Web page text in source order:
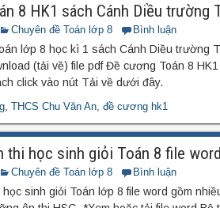
8 HK1 sách Cánh Diều trường
Chuyên đề Toán lớp 8 Bình luận
lớp 8 học kì 1 sách Cánh Diều trường
(tải về) file pdf Đề cương Toán 8
click vào nút Tải về dưới đây.
, THCS Chu Văn An, đề cương hk1
thi học sinh giỏi Toán 8 file word
Chuyên đề Toán lớp 8 Bình luận
sinh giỏi Toán lớp 8 file word gồm